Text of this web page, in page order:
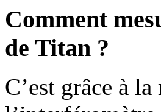
Comment
de Titan ?
C’est grâce à